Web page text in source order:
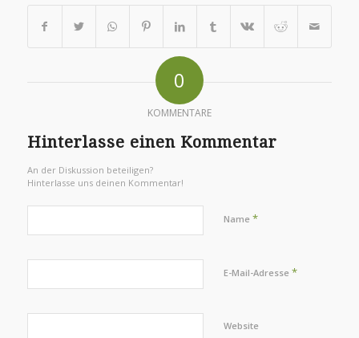
0
KOMMENTARE
Hinterlasse einen Kommentar
An der Diskussion beteiligen?
Hinterlasse uns deinen Kommentar!
Name *
E-Mail-Adresse *
Website